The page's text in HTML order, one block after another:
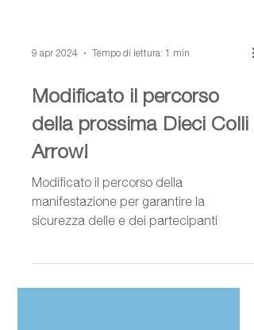
9 apr 2024 Tempo di lettura: 1 min
Modificato il percorso
della prossima Dieci Colli
Arrow!
Modificato il percorso della
sicurezza delle e dei partecipanti